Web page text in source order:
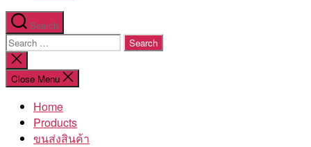
Search
Search
for:
Close
search
Close Menu
Home
Products
ขนส่งสินค้า